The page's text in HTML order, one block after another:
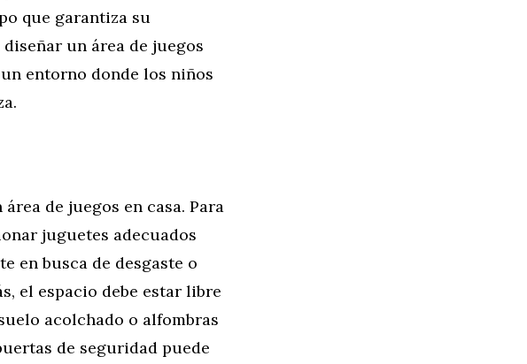
que garantiza su
un área de juegos
entorno donde los niños
de juegos en casa. Para
juguetes adecuados
en busca de desgaste o
el espacio debe estar libre
acolchado o alfombras
de seguridad puede